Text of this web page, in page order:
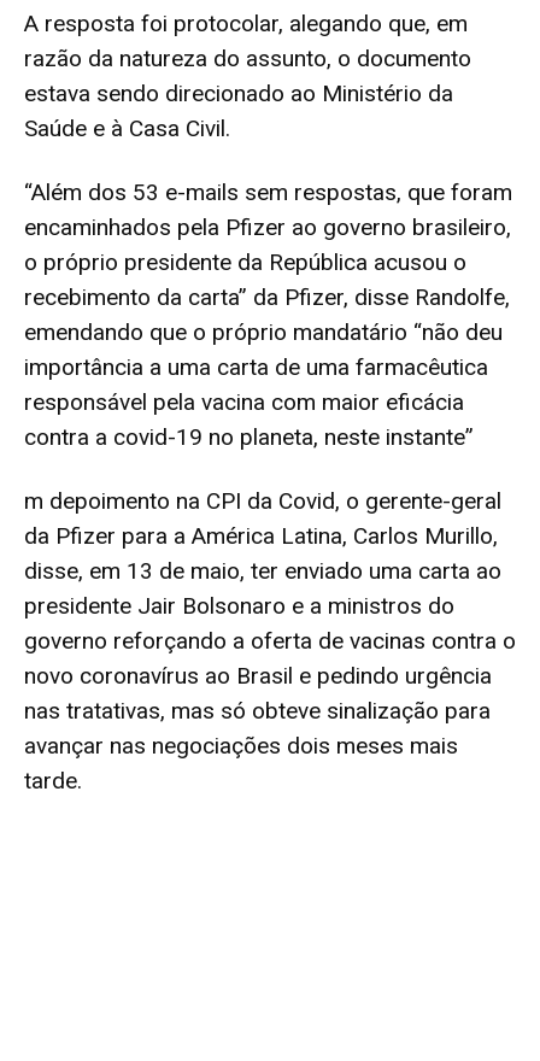
A resposta foi protocolar, alegando que, em
razão da natureza do assunto, o documento
estava sendo direcionado ao Ministério da
Saúde e à Casa Civil.
“Além dos 53 e-mails sem respostas, que foram
encaminhados pela Pfizer ao governo brasileiro,
o próprio presidente da República acusou o
recebimento da carta” da Pfizer, disse Randolfe,
emendando que o próprio mandatário “não deu
importância a uma carta de uma farmacêutica
responsável pela vacina com maior eficácia
contra a covid-19 no planeta, neste instante”
m depoimento na CPI da Covid, o gerente-geral
da Pfizer para a América Latina, Carlos Murillo,
disse, em 13 de maio, ter enviado uma carta ao
presidente Jair Bolsonaro e a ministros do
governo reforçando a oferta de vacinas contra o
novo coronavírus ao Brasil e pedindo urgência
nas tratativas, mas só obteve sinalização para
avançar nas negociações dois meses mais
tarde.